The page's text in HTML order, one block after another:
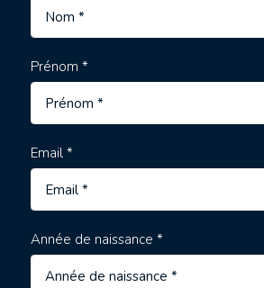
Prénom *
Email *
Année de naissance *